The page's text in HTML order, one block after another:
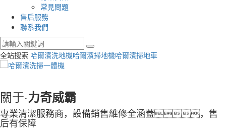
常見問題
售后服務
聯系我們
全站搜索 哈爾濱洗地機哈爾濱掃地機哈爾濱掃地車
關于·力奇威霸
專業清潔服務商，設備銷售維修全涵蓋，售
后有保障